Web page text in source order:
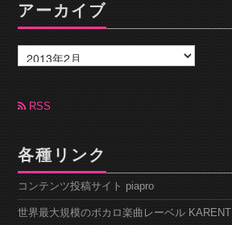
アーカイブ
ー
カ
ブ RSS
各種リンク
コンテンツ投稿サイト piapro
世界最大規模のボカロ楽曲レーベル KARENT